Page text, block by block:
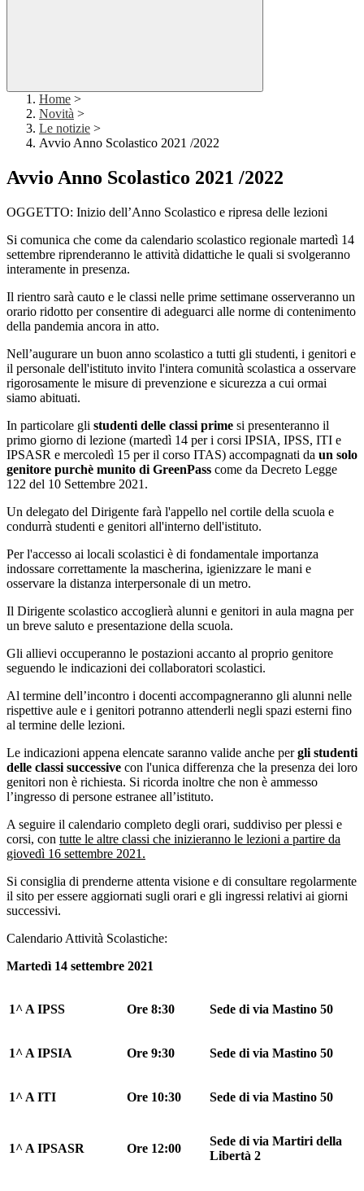
Home >
Novità >
Le notizie >
Avvio Anno Scolastico 2021 /2022
Avvio Anno Scolastico 2021 /2022
OGGETTO: Inizio dell’Anno Scolastico e ripresa delle lezioni
Si comunica che come da calendario scolastico regionale martedì 14
settembre riprenderanno le attività didattiche le quali si svolgeranno
interamente in presenza.
Il rientro sarà cauto e le classi nelle prime settimane osserveranno un
orario ridotto per consentire di adeguarci alle norme di contenimento
della pandemia ancora in atto.
Nell’augurare un buon anno scolastico a tutti gli studenti, i genitori e
il personale dell'istituto invito l'intera comunità scolastica a osservare
rigorosamente le misure di prevenzione e sicurezza a cui ormai
siamo abituati.
In particolare gli studenti delle classi prime si presenteranno il
primo giorno di lezione (martedì 14 per i corsi IPSIA, IPSS, ITI e
IPSASR e mercoledì 15 per il corso ITAS) accompagnati da un solo
genitore purchè munito di GreenPass come da Decreto Legge
122 del 10 Settembre 2021.
Un delegato del Dirigente farà l'appello nel cortile della scuola e
condurrà studenti e genitori all'interno dell'istituto.
Per l'accesso ai locali scolastici è di fondamentale importanza
indossare correttamente la mascherina, igienizzare le mani e
osservare la distanza interpersonale di un metro.
Il Dirigente scolastico accoglierà alunni e genitori in aula magna per
un breve saluto e presentazione della scuola.
Gli allievi occuperanno le postazioni accanto al proprio genitore
seguendo le indicazioni dei collaboratori scolastici.
Al termine dell’incontro i docenti accompagneranno gli alunni nelle
rispettive aule e i genitori potranno attenderli negli spazi esterni fino
al termine delle lezioni.
Le indicazioni appena elencate saranno valide anche pergli studenti
delle classi successive con l'unica differenza che la presenza dei loro
genitori non è richiesta. Si ricorda inoltre che non è ammesso
l’ingresso di persone estranee all’istituto.
A seguire il calendario completo degli orari, suddiviso per plessi e
corsi, con tutte le altre classi che inizieranno le lezioni a partire da
giovedì 16 settembre 2021.
Si consiglia di prenderne attenta visione e di consultare regolarmente
il sito per essere aggiornati sugli orari e gli ingressi relativi ai giorni
successivi.
Calendario Attività Scolastiche:
Martedì 14 settembre 2021
1^ A IPSS Ore 8:30 Sede di via Mastino 50
1^ A IPSIA Ore 9:30 Sede di via Mastino 50
1^ A ITI Ore 10:30 Sede di via Mastino 50
1^ A IPSASR Ore 12:00
Sede di via Martiri della
Libertà 2